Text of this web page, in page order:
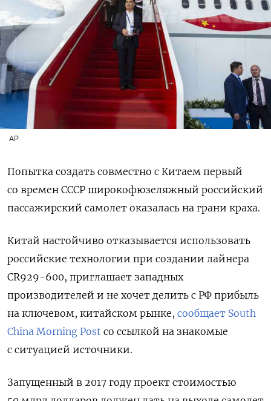
AP
Попытка создать совместно с Китаем первый
со времен СССР широкофюзеляжный российский
пассажирский самолет оказалась на грани краха.
Китай настойчиво отказывается использовать
российские технологии при создании лайнера
CR929-600, приглашает западных
производителей и не хочет делить с РФ прибыль
на ключевом, китайском рынке, сообщает South
China Morning Post со ссылкой на знакомые
с ситуацией источники.
Запущенный в 2017 году проект стоимостью